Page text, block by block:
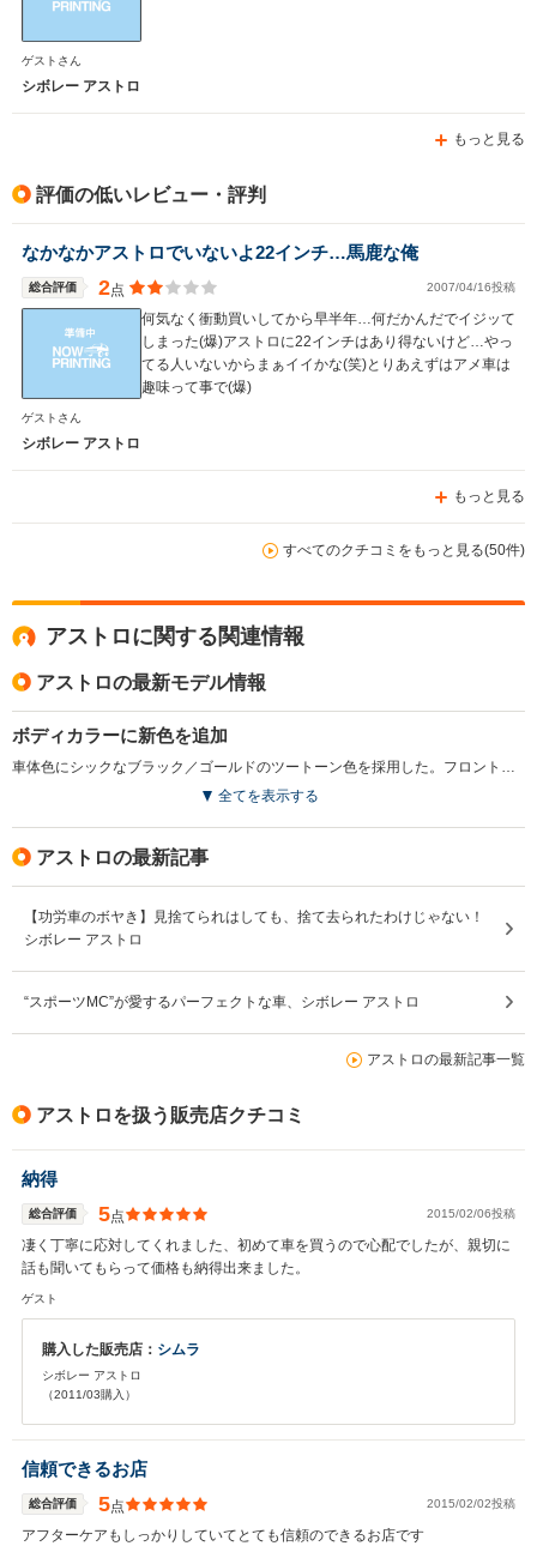
ゲストさん
シボレー アストロ
もっと見る
評価の低いレビュー・評判
なかなかアストロでいないよ22インチ…馬鹿な俺
総合評価 2点 2007/04/16投稿
何気なく衝動買いしてから早半年…何だかんだでイジッて
しまった(爆)アストロに22インチはあり得ないけど…やっ
てる人いないからまぁイイかな(笑)とりあえずはアメ車は
趣味って事で(爆)
ゲストさん
シボレー アストロ
もっと見る
すべてのクチコミをもっと見る(50件)
アストロに関する関連情報
アストロの最新モデル情報
ボディカラーに新色を追加
全てを表示する
アストロの最新記事
【功労車のボヤき】見捨てられはしても、捨て去られたわけじゃない！
シボレー アストロ
“スポーツMC”が愛するパーフェクトな車、シボレー アストロ
アストロの最新記事一覧
アストロを扱う販売店クチコミ
納得
総合評価 5点 2015/02/06投稿
凄く丁寧に応対してくれました、初めて車を買うので心配でしたが、親切に
話も聞いてもらって価格も納得出来ました。
ゲスト
購入した販売店： シムラ
シボレー アストロ
（2011/03購入）
信頼できるお店
総合評価 5点 2015/02/02投稿
アフターケアもしっかりしていてとても信頼のできるお店です